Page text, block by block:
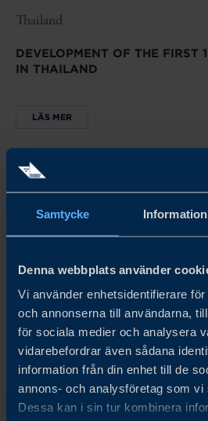
Samtycke Information
Denna webbplats använder
Vi använder enhetsidentifierare
och annonserna till användarna,
för sociala medier och analysera
vidarebefordrar även sådana
information från din enhet till de
annons- och analysföretag som vi
Dessa kan i sin tur kombinera
Thailand
DEVELOPMENT OF THE FIRST
IN THAILAND
LÄS MER
Thailand